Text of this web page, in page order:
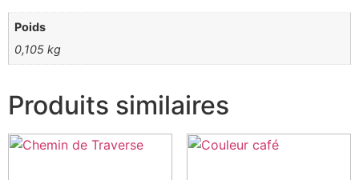
Poids
0,105 kg
Produits similaires